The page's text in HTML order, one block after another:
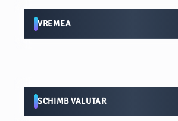
VREMEA
SCHIMB VALUTAR